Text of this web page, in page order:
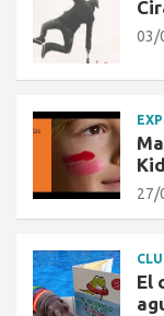
03/
27/
El